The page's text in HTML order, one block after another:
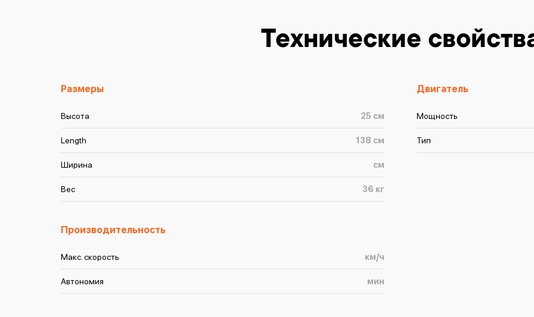
Технические
Размеры
Высота 25 см
Length 138 см
Ширина см
Вес 36 кг
Производительность
Макс. скорость км/ч
Автономия мин
Двигатель
Мощность
Тип